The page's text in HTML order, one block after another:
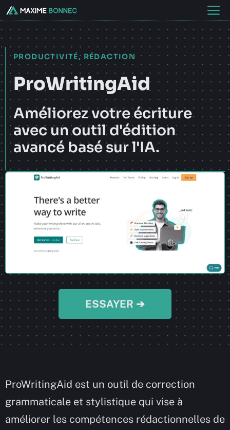
Aller
au
contenu
PRODUCTIVITÉ, RÉDACTION
ProWritingAid
Améliorez votre écriture
avec un outil d'édition
avancé basé sur l'IA.
ESSAYER ➔
ProWritingAid est un outil de correction
grammaticale et stylistique qui vise à
améliorer les compétences rédactionnelles de